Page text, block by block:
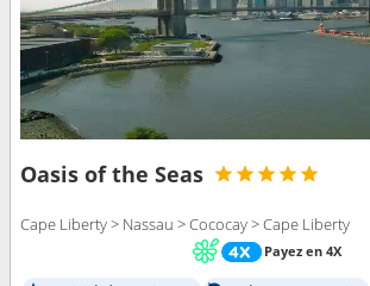
Oasis of the Seas
Cape Liberty > Nassau > Cococay > Cape Liberty
Payez en 4X